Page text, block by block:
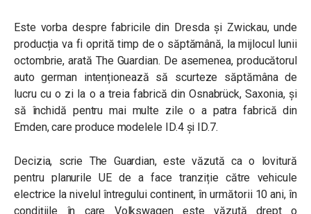
Este vorba despre fabricile din Dresda și Zwickau, unde
producția va fi oprită timp de o săptămână, la mijlocul lunii
octombrie, arată The Guardian. De asemenea, producătorul
auto german intenționează să scurteze săptămâna de
lucru cu o zi la o a treia fabrică din Osnabrück, Saxonia, și
să închidă pentru mai multe zile o a patra fabrică din
Emden, care produce modelele ID.4 și ID.7.
Decizia, scrie The Guardian, este văzută ca o lovitură
pentru planurile UE de a face tranziție către vehicule
electrice la nivelul întregului continent, în următorii 10 ani, în
condițiile în care Volkswagen este văzută drept o